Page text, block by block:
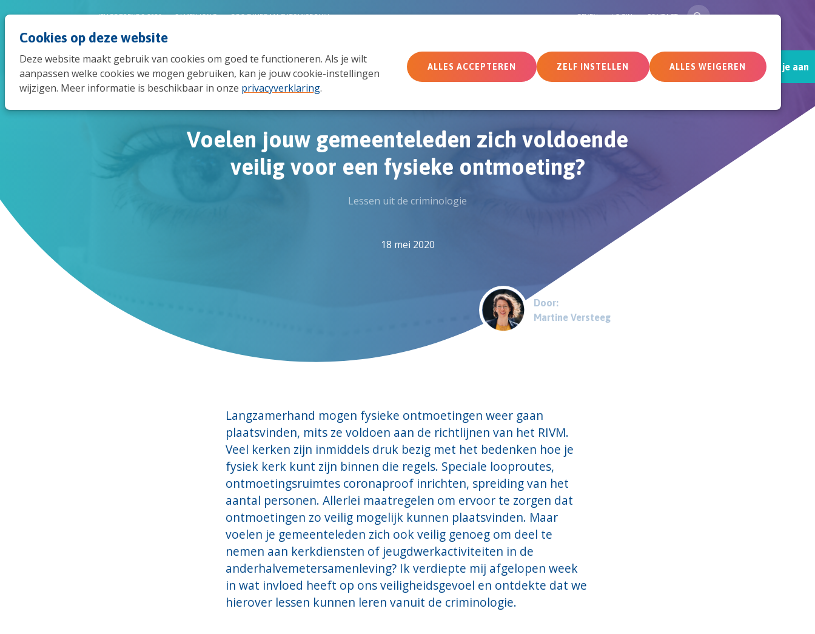
Cookies op deze website
Deze website maakt gebruik van cookies om goed te functioneren. Als je wilt
aanpassen welke cookies we mogen gebruiken, kan je jouw cookie-instellingen
wijzigen. Meer informatie is beschikbaar in onze privacyverklaring.
ALLES ACCEPTEREN ZELF INSTELLEN ALLES WEIGEREN
Wie wij zijn Wat we doen Doe mee Actueel Deelnemersomgeving Sluit je aan
JEUGDTRENDS 2026 SAMEN JONG BROCHURE MACHTSMISBRUIK GEVEN LOGIN CONTACT ZOEK
Voelen jouw gemeenteleden zich voldoende
veilig voor een fysieke ontmoeting?
Lessen uit de criminologie
18 mei 2020
Door:
Martine Versteeg
Langzamerhand mogen fysieke ontmoetingen weer gaan
plaatsvinden, mits ze voldoen aan de richtlijnen van het RIVM.
Veel kerken zijn inmiddels druk bezig met het bedenken hoe je
fysiek kerk kunt zijn binnen die regels. Speciale looproutes,
ontmoetingsruimtes coronaproof inrichten, spreiding van het
aantal personen. Allerlei maatregelen om ervoor te zorgen dat
ontmoetingen zo veilig mogelijk kunnen plaatsvinden. Maar
voelen je gemeenteleden zich ook veilig genoeg om deel te
nemen aan kerkdiensten of jeugdwerkactiviteiten in de
anderhalvemetersamenleving? Ik verdiepte mij afgelopen week
in wat invloed heeft op ons veiligheidsgevoel en ontdekte dat we
hierover lessen kunnen leren vanuit de criminologie.